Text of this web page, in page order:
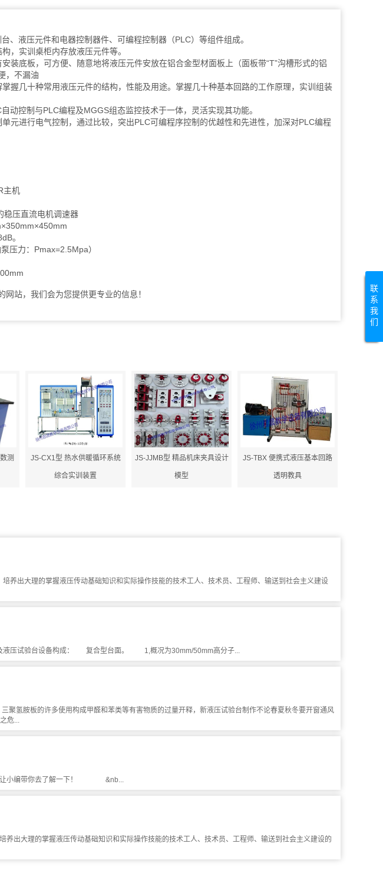
液压元件和电器控制器件、可编程控制器（PLC）等组件组成。
实训桌柜内存放液压元件等。
底板，可方便、随意地将液压元件安放在铝合金型材面板上（面板带“T”沟槽形式的铝
，不漏油
几十种常用液压元件的结构，性能及用途。掌握几十种基本回路的工作原理，实训组装
控制与PLC编程及MGGS组态监控技术于一体，灵活实现其功能。
进行电气控制，通过比较，突出PLC可编程序控制的优越性和先进性，加深对PLC编程
主机
压直流电机调速器
。
力：Pmax=2.5Mpa）
站，我们会为您提供更专业的信息！
测 JS-CX1型 热水供暖循环系统
综合实训装置
JS-JJMB型 精品机床夹具设计
模型
JS-TBX 便携式液压基本回路
透明教具
出大理的掌握液压传动基础知识和实际操作技能的技术工人、技术员、工程师、输送到社会主义建设
液压试验台设备构成： 复合型台面。 1,概况为30mm/50mm高分子...
板的许多使用构成甲醛和苯类等有害物质的过量开释，新液压试验台制作不论春夏秋冬要开窗通风
危...
就让小编带你去了解一下！ &nb...
出大理的掌握液压传动基础知识和实际操作技能的技术工人、技术员、工程师、输送到社会主义建设的
联
系
我
们